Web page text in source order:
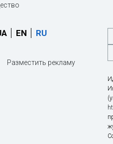
EN RU
Разместить рекламу